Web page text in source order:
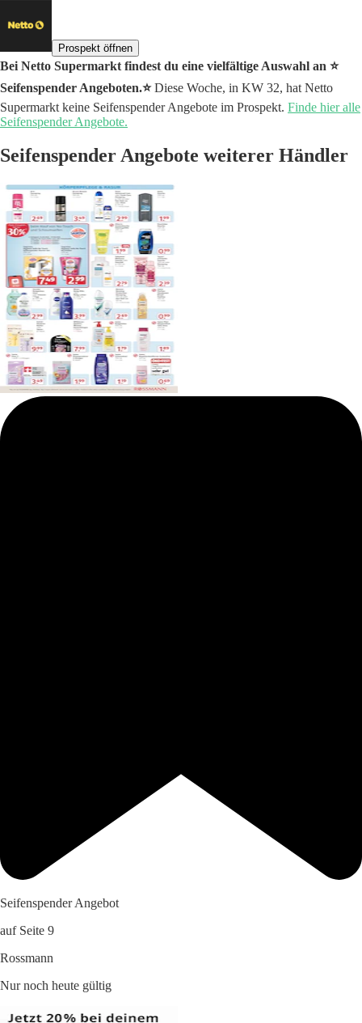
Prospekt öffnen
Bei Netto Supermarkt findest du eine vielfältige Auswahl an ⭐️
Seifenspender Angeboten.⭐️Diese Woche, in KW 32, hat Netto
Supermarkt keine Seifenspender Angebote im Prospekt. Finde hier alle
Seifenspender Angebote.
Seifenspender Angebote weiterer Händler
Seifenspender Angebot
auf Seite 9
Rossmann
Nur noch heute gültig